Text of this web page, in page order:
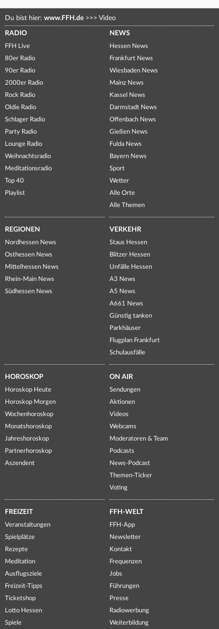
Du bist hier: www.FFH.de >>> Video
RADIO
FFH Live
80er Radio
90er Radio
2000er Radio
Rock Radio
Oldie Radio
Schlager Radio
Party Radio
Lounge Radio
Weihnachtsradio
Meditationsradio
Top 40
Playlist
NEWS
Hessen News
Frankfurt News
Wiesbaden News
Mainz News
Kassel News
Darmstadt News
Offenbach News
Gießen News
Fulda News
Bayern News
Sport
Wetter
Alle Orte
Alle Themen
REGIONEN
Nordhessen News
Osthessen News
Mittelhessen News
Rhein-Main News
Südhessen News
VERKEHR
Staus Hessen
Blitzer Hessen
Unfälle Hessen
A3 News
A5 News
A661 News
Günstig tanken
Parkhäuser
Flugplan Frankfurt
Schulausfälle
HOROSKOP
Horoskop Heute
Horoskop Morgen
Wochenhoroskop
Monatshoroskop
Jahreshoroskop
Partnerhoroskop
Aszendent
ON AIR
Sendungen
Aktionen
Videos
Webcams
Moderatoren & Team
Podcasts
News-Podcast
Themen-Ticker
Voting
FREIZEIT
Veranstaltungen
Spielplätze
Rezepte
Meditation
Ausflugsziele
Freizeit-Tipps
Ticketshop
Lotto Hessen
Spiele
FFH-WELT
FFH-App
Newsletter
Kontakt
Frequenzen
Jobs
Führungen
Presse
Radiowerbung
Weiterbildung